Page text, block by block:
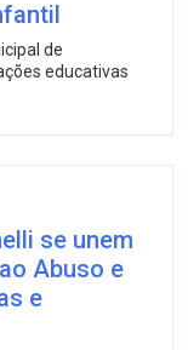
de
educativas
se unem
Abuso e
e